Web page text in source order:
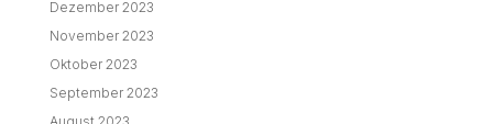
Dezember 2023
November 2023
Oktober 2023
September 2023